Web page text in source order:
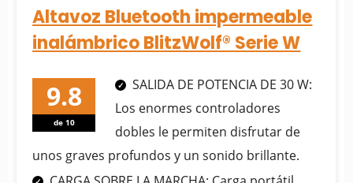
Altavoz Bluetooth impermeable
inalámbrico BlitzWolf® Serie W
de 10
SALIDA DE POTENCIA DE 30 W:
Los enormes controladores
dobles le permiten disfrutar de
unos graves profundos y un sonido brillante.